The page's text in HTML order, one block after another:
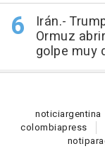
Irán.-
Ormuz
golpe muy
noticiargentina
colombiapress
noti